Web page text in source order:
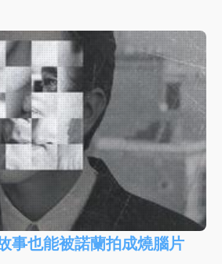
事也能被諾蘭拍成燒腦片